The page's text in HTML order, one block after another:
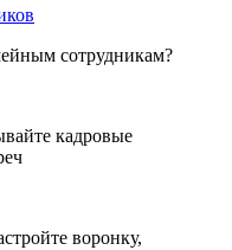
сотрудникам?
кадровые
воронку,